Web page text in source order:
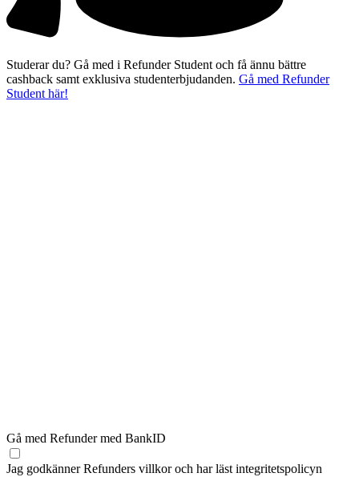
Studerar du? Gå med i Refunder Student och få ännu bättre
cashback samt exklusiva studenterbjudanden. Gå med Refunder
Student här!
Gå med Refunder med BankID
Jag godkänner Refunders villkoroch har läst integritetspolicyn